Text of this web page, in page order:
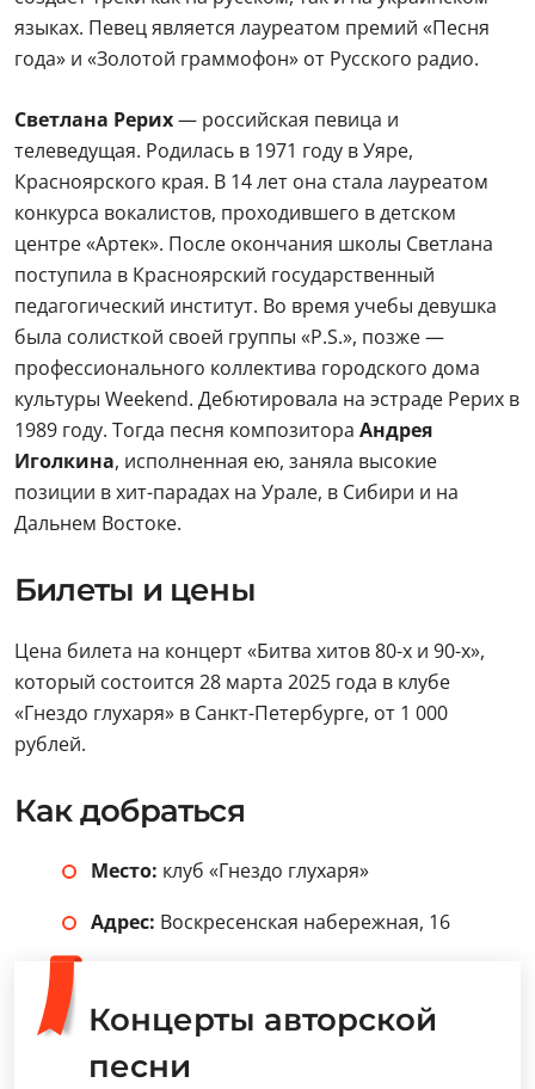
языках. Певец является лауреатом премий «Песня
года» и «Золотой граммофон» от Русского радио.
Светлана Рерих— российская певица и
телеведущая. Родилась в 1971 году в Уяре,
Красноярского края. В 14 лет она стала лауреатом
конкурса вокалистов, проходившего в детском
центре «Артек». После окончания школы Светлана
поступила в Красноярский государственный
педагогический институт. Во время учебы девушка
была солисткой своей группы «P.S.», позже —
профессионального коллектива городского дома
культуры Weekend. Дебютировала на эстраде Рерих в
1989 году. Тогда песня композитора Андрея
Иголкина, исполненная ею, заняла высокие
позиции в хит-парадах на Урале, в Сибири и на
Дальнем Востоке.
Билеты и цены
Цена билета на концерт «Битва хитов 80-х и 90-х»,
который состоится 28 марта 2025 года в клубе
«Гнездо глухаря» в Санкт-Петербурге, от 1 000
рублей.
Как добраться
Место: клуб «Гнездо глухаря»
Адрес: Воскресенская набережная, 16
Концерты авторской
песни